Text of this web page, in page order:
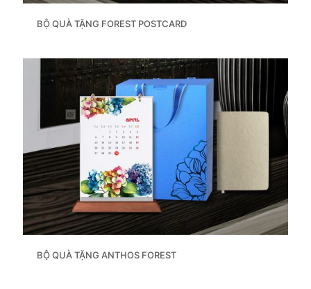
BỘ QUÀ TẶNG FOREST POSTCARD
BỘ QUÀ TẶNG ANTHOS FOREST